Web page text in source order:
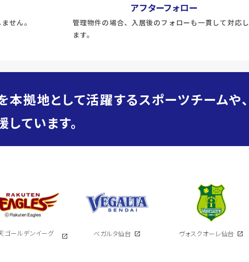
せん。
アフターフォロー
管理物件の場合、入居後のフォローも一貫して対応し
ます。
拠地として活躍するスポーツチームや、
ています。
ゴールデンイーグ open_in_new ベガルタ仙台 open_in_new ヴォスクオーレ仙台 open_in_new